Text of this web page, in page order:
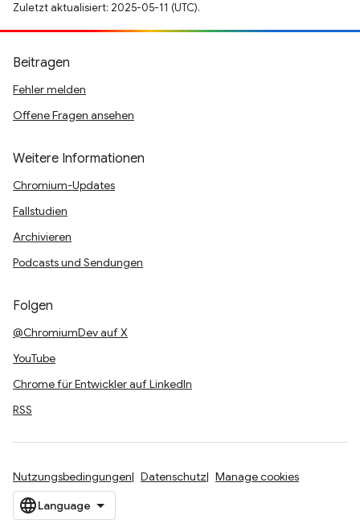
Zuletzt aktualisiert: 2025-05-11 (UTC).
Beitragen
Fehler melden
Offene Fragen ansehen
Weitere Informationen
Chromium-Updates
Fallstudien
Archivieren
Podcasts und Sendungen
Folgen
@ChromiumDev auf X
YouTube
Chrome für Entwickler auf LinkedIn
RSS
Nutzungsbedingungen Datenschutz Manage cookies